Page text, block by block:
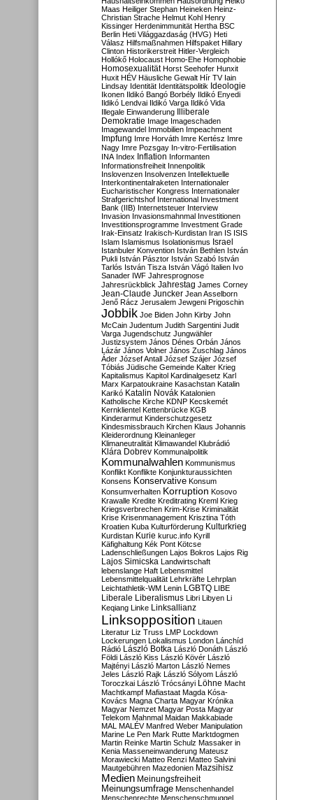
Maas Heiliger Stephan Heineken Heinz-
Christian Strache Helmut Kohl Henry
Kissinger Herdenimmunität Hertha BSC
Berlin Heti Világgazdaság (HVG) Heti
Válasz Hilfsmaßnahmen Hilfspaket Hillary
Clinton Historikerstreit Hitler-Vergleich
Hollókő Holocaust Homo-Ehe Homophobie
Homosexualität Horst Seehofer Hunxit
Huxit HÉV Häusliche Gewalt Hír TV Iain
Lindsay Identität Identitätspolitik Ideologie
Ikonen Ildikó Bangó Borbély Ildikó Enyedi
Ildikó Lendvai Ildikó Varga Ildikó Vida
Illegale Einwanderung Illiberale
Demokratie Image Imageschaden
Imagewandel Immobilien Impeachment
Impfung Imre Horváth Imre Kertész Imre
Nagy Imre Pozsgay In-vitro-Fertilisation
INA Index Inflation Informanten
Informationsfreiheit Innenpolitik
Inslovenzen Insolvenzen Intellektuelle
Interkontinentalraketen Internationaler
Eucharistischer Kongress Internationaler
Strafgerichtshof International Investment
Bank (IIB) Internetsteuer Interview
Invasion Invasionsmahnmal Investitionen
Investitionsprogramme Investment Grade
Irak-Einsatz Irakisch-Kurdistan Iran IS ISIS
Islam Islamismus Isolationismus Israel
Istanbuler Konvention István Bethlen István
Pukli István Pásztor István Szabó István
Tarlós István Tisza István Vágó Italien Ivo
Sanader IWF Jahresprognose
Jahresrückblick Jahrestag James Corney
Jean-Claude Juncker Jean Asselborn
Jenő Rácz Jerusalem Jewgeni Prigoschin
Jobbik Joe Biden John Kirby John
McCain Judentum Judith Sargentini Judit
Varga Jugendschutz Jungwähler
Justizsystem János Dénes Orbán János
Lázár János Volner János Zuschlag János
Áder József Antall József Szájer József
Tóbiás Jüdische Gemeinde Kalter Krieg
Kapitalismus Kapitol Kardinalgesetz Karl
Marx Karpatoukraine Kasachstan Katalin
Karikó Katalin Novák Katalonien
Katholische Kirche KDNP Kecskemét
Kernklientel Kettenbrücke KGB
Kinderarmut Kinderschutzgesetz
Kindesmissbrauch Kirchen Klaus Johannis
Kleiderordnung Kleinanleger
Klimaneutralität Klimawandel Klubrádió
Klára Dobrev Kommunalpolitik
Kommunalwahlen Kommunismus
Konflikt Konflikte Konjunkturaussichten
Konsens Konservative Konsum
Konsumverhalten Korruption Kosovo
Krawalle Kredite Kreditrating Kreml Krieg
Kriegsverbrechen Krim-Krise Kriminalität
Krise Krisenmanagement Krisztina Tóth
Kroatien Kuba Kulturförderung Kulturkrieg
Kurdistan Kurie kuruc.info Kyrill
Käfighaltung Kék Pont Kötcse
Ladenschließungen Lajos Bokros Lajos Rig
Lajos Simicska Landwirtschaft
lebenslange Haft Lebensmittel
Lebensmittelqualität Lehrkräfte Lehrplan
Leichtathletik-WM Lenin LGBTQ LIBE
Liberale Liberalismus Libri Libyen Li
Keqiang Linke Linksallianz
Linksopposition Litauen
Literatur Liz Truss LMP Lockdown
Lockerungen Lokalismus London Lánchíd
Rádió
László Botka László Donáth László
Földi László Kiss László Kövér László
Majtényi László Marton László Nemes
Jeles László Rajk László Sólyom László
Toroczkai László Trócsányi Löhne Macht
Machtkampf Mafiastaat Magda Kósa-
Kovács Magna Charta Magyar Krónika
Magyar Nemzet Magyar Posta Magyar
Telekom Mahnmal Maidan Makkabiade
MAL MALÉV Manfred Weber Manipulation
Marine Le Pen Mark Rutte Marktdogmen
Martin Reinke Martin Schulz Massaker in
Kenia Masseneinwanderung Mateusz
Morawiecki Matteo Renzi Matteo Salvini
Mautgebühren Mazedonien Mazsihisz
Medien Meinungsfreiheit
Meinungsumfrage Menschenhandel
Menschenrechte Menschenschmuggel